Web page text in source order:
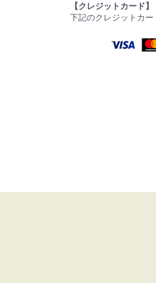
【クレジットカード】
下記のクレジットカー